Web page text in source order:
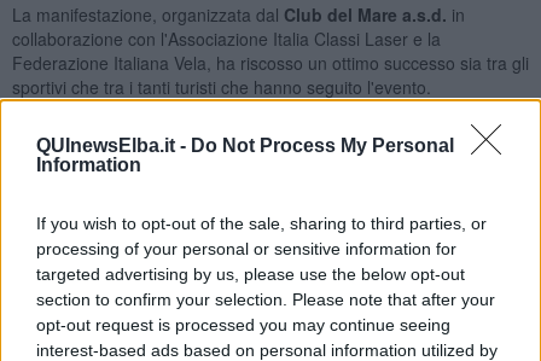
QUInewsElba.it - Do Not Process My Personal
Information
If you wish to opt-out of the sale, sharing to third parties, or
processing of your personal or sensitive information for
targeted advertising by us, please use the below opt-out
section to confirm your selection. Please note that after your
opt-out request is processed you may continue seeing
interest-based ads based on personal information utilized by
La manifestazione, organizzata dal Club del Mare a.s.d. in
collaborazione con l'Associazione Italia Classi Laser e la
Federazione Italiana Vela, ha riscosso un ottimo successo sia tra gli
sportivi che tra i tanti turisti che hanno seguito l'evento.
classi (47 nella classe Radial e 68 nella classe Standard), hanno
potuto sfidarsi su tre giorni di regate con un vento fresco che
soffiava dai quadranti settentrionali e avente un’intensità sempre
compresa tra i 12 e i 15 nodi, rendendo ancora più appassionante
e avvincente la regata e permettendo di svolgere tutte le prove in
programma.